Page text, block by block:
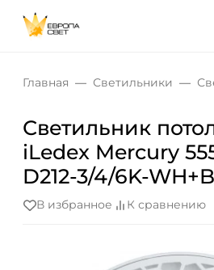
Главная Светильники
Светильник
iLedex Mercury
D212-3/4/6K-
В избранное К сравнению